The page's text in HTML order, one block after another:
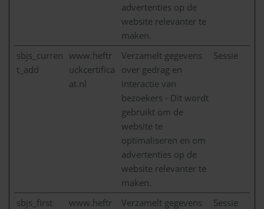
advertenties op de
website relevanter te
maken.
sbjs_curren
t_add
www.heftr
uckcertifica
at.nl
Verzamelt gegevens
over gedrag en
interactie van
bezoekers - Dit wordt
gebruikt om de
website te
optimaliseren en om
advertenties op de
website relevanter te
maken.
Sessie
sbjs_first
www.heftr
Verzamelt gegevens
Sessie